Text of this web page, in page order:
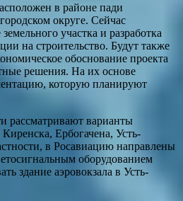
в районе пади
округе. Сейчас
участка и разработка
на строительство. Будут также
обоснование проекта
решения. На их основе
которую планируют
рассматривают варианты
Ербогачена, Усть-
в Росавиацию направлены
оборудованием
здание аэровокзала в Усть-